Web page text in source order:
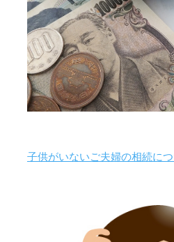
子供がいないご夫婦の相続に